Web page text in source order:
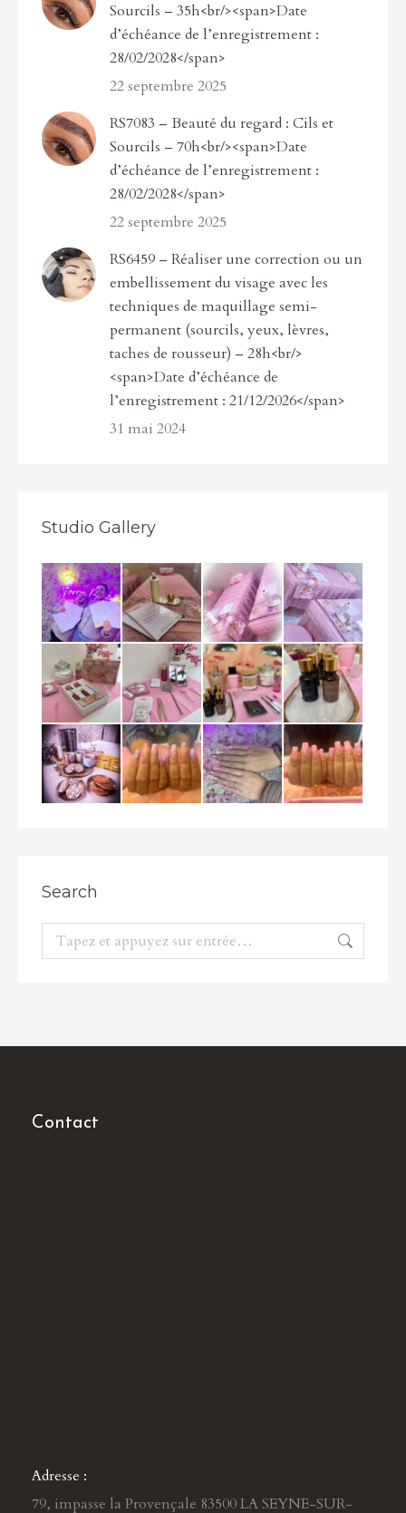
Sourcils – 35h<br/><span>Date
d’échéance de l’enregistrement :
28/02/2028</span>
22 septembre 2025
RS7083 – Beauté du regard : Cils et
Sourcils – 70h<br/><span>Date
d’échéance de l’enregistrement :
28/02/2028</span>
22 septembre 2025
RS6459 – Réaliser une correction ou un
embellissement du visage avec les
techniques de maquillage semi-
permanent (sourcils, yeux, lèvres,
taches de rousseur) – 28h<br/>
<span>Date d’échéance de
l’enregistrement : 21/12/2026</span>
31 mai 2024
Studio Gallery
Search
Recherche
:
Contact
Adresse :
79, impasse la Provençale 83500 LA SEYNE-SUR-